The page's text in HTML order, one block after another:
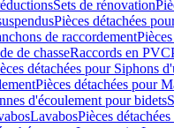
Sets de rénovation
Pièces détachées
de raccordement
de chasseRaccords en PVC
détachées pour Siphons
Pièces détachées pour
d'écoulement pour bidets
LavabosPièces